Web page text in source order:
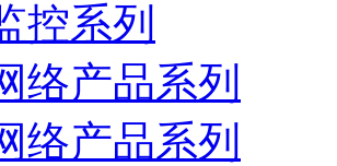
控系列
络产品系列
络产品系列